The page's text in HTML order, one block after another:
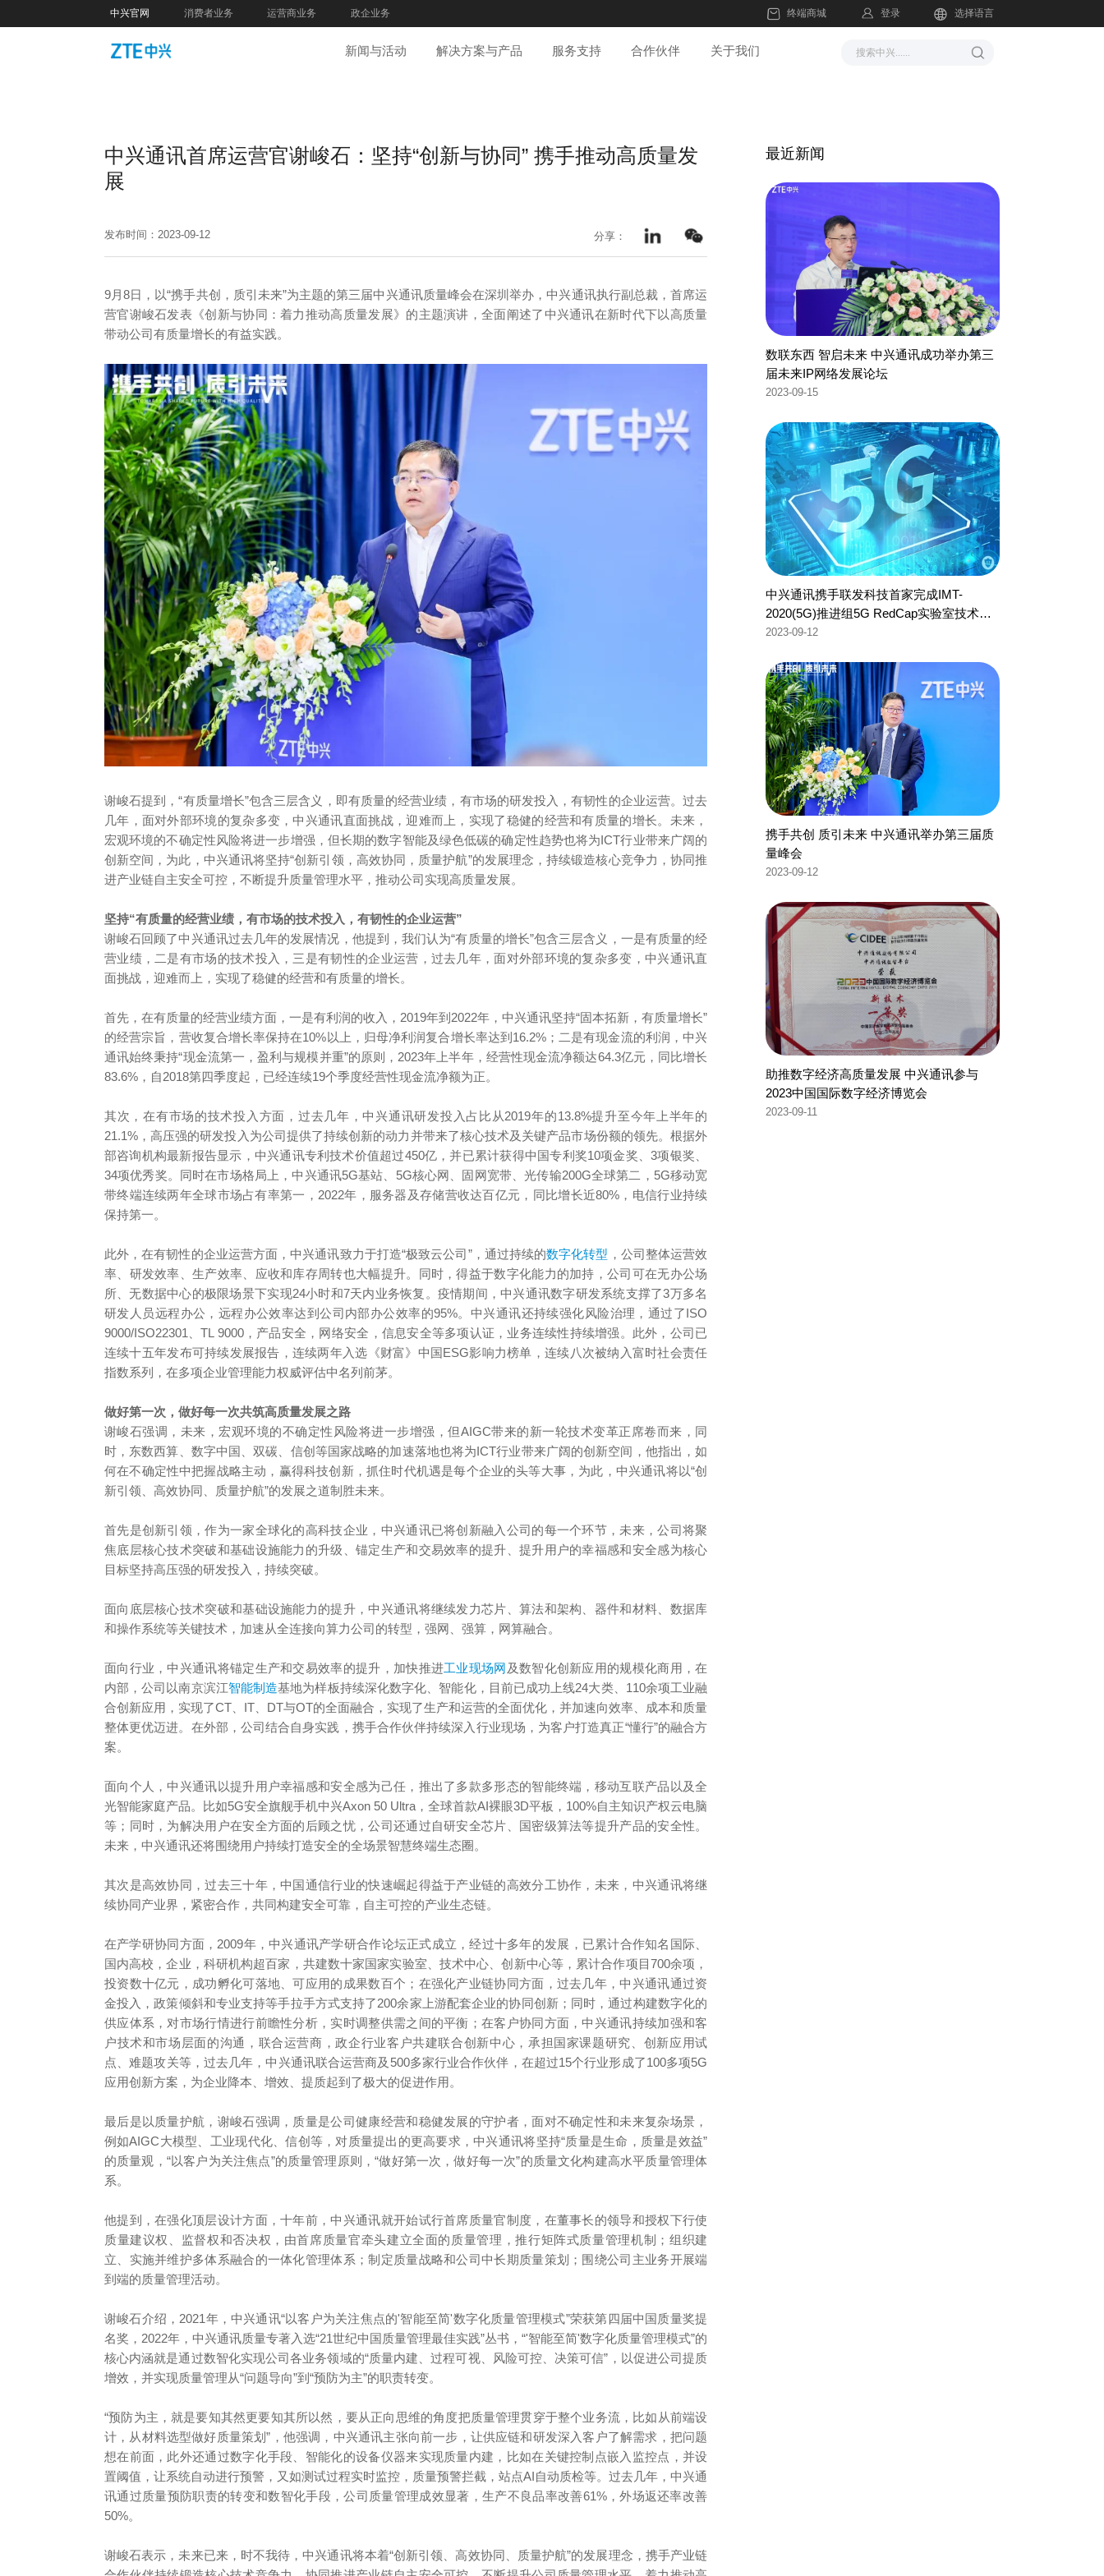
中兴官网 消费者业务 运营商业务 政企业务 终端商城 登录 选择语言
新闻与活动 解决方案与产品 服务支持 合作伙伴 关于我们
中兴通讯首席运营官谢峻石：坚持“创新与协同” 携手推动高质量发
展
发布时间：2023-09-12 分享：
9月8日，以“携手共创，质引未来”为主题的第三届中兴通讯质量峰会在深圳举办，中兴通讯执行副总裁，首席运
营官谢峻石发表《创新与协同：着力推动高质量发展》的主题演讲，全面阐述了中兴通讯在新时代下以高质量
带动公司有质量增长的有益实践。
谢峻石提到，“有质量增长”包含三层含义，即有质量的经营业绩，有市场的研发投入，有韧性的企业运营。过去
几年，面对外部环境的复杂多变，中兴通讯直面挑战，迎难而上，实现了稳健的经营和有质量的增长。未来，
宏观环境的不确定性风险将进一步增强，但长期的数字智能及绿色低碳的确定性趋势也将为ICT行业带来广阔的
创新空间，为此，中兴通讯将坚持“创新引领，高效协同，质量护航”的发展理念，持续锻造核心竞争力，协同推
进产业链自主安全可控，不断提升质量管理水平，推动公司实现高质量发展。
坚持“有质量的经营业绩，有市场的技术投入，有韧性的企业运营”
谢峻石回顾了中兴通讯过去几年的发展情况，他提到，我们认为“有质量的增长”包含三层含义，一是有质量的经
营业绩，二是有市场的技术投入，三是有韧性的企业运营，过去几年，面对外部环境的复杂多变，中兴通讯直
面挑战，迎难而上，实现了稳健的经营和有质量的增长。
首先，在有质量的经营业绩方面，一是有利润的收入，2019年到2022年，中兴通讯坚持“固本拓新，有质量增长”
的经营宗旨，营收复合增长率保持在10%以上，归母净利润复合增长率达到16.2%；二是有现金流的利润，中兴
通讯始终秉持“现金流第一，盈利与规模并重”的原则，2023年上半年，经营性现金流净额达64.3亿元，同比增长
83.6%，自2018第四季度起，已经连续19个季度经营性现金流净额为正。
其次，在有市场的技术投入方面，过去几年，中兴通讯研发投入占比从2019年的13.8%提升至今年上半年的
21.1%，高压强的研发投入为公司提供了持续创新的动力并带来了核心技术及关键产品市场份额的领先。根据外
部咨询机构最新报告显示，中兴通讯专利技术价值超过450亿，并已累计获得中国专利奖10项金奖、3项银奖、
34项优秀奖。同时在市场格局上，中兴通讯5G基站、5G核心网、固网宽带、光传输200G全球第二，5G移动宽
带终端连续两年全球市场占有率第一，2022年，服务器及存储营收达百亿元，同比增长近80%，电信行业持续
保持第一。
此外，在有韧性的企业运营方面，中兴通讯致力于打造“极致云公司”，通过持续的数字化转型 ，公司整体运营效
率、研发效率、生产效率、应收和库存周转也大幅提升。同时，得益于数字化能力的加持，公司可在无办公场
所、无数据中心的极限场景下实现24小时和7天内业务恢复。疫情期间，中兴通讯数字研发系统支撑了3万多名
研发人员远程办公，远程办公效率达到公司内部办公效率的95%。中兴通讯还持续强化风险治理，通过了ISO
9000/ISO22301、TL 9000，产品安全，网络安全，信息安全等多项认证，业务连续性持续增强。此外，公司已
连续十五年发布可持续发展报告，连续两年入选《财富》中国ESG影响力榜单，连续八次被纳入富时社会责任
指数系列，在多项企业管理能力权威评估中名列前茅。
做好第一次，做好每一次共筑高质量发展之路
谢峻石强调，未来，宏观环境的不确定性风险将进一步增强，但AIGC带来的新一轮技术变革正席卷而来，同
时，东数西算、数字中国、双碳、信创等国家战略的加速落地也将为ICT行业带来广阔的创新空间，他指出，如
何在不确定性中把握战略主动，赢得科技创新，抓住时代机遇是每个企业的头等大事，为此，中兴通讯将以“创
新引领、高效协同、质量护航”的发展之道制胜未来。
首先是创新引领，作为一家全球化的高科技企业，中兴通讯已将创新融入公司的每一个环节，未来，公司将聚
焦底层核心技术突破和基础设施能力的升级、锚定生产和交易效率的提升、提升用户的幸福感和安全感为核心
目标坚持高压强的研发投入，持续突破。
面向底层核心技术突破和基础设施能力的提升，中兴通讯将继续发力芯片、算法和架构、器件和材料、数据库
和操作系统等关键技术，加速从全连接向算力公司的转型，强网、强算，网算融合。
面向行业，中兴通讯将锚定生产和交易效率的提升，加快推进工业现场网 及数智化创新应用的规模化商用，在
内部，公司以南京滨江智能制造基地为样板持续深化数字化、智能化，目前已成功上线24大类、110余项工业融
合创新应用，实现了CT、IT、DT与OT的全面融合，实现了生产和运营的全面优化，并加速向效率、成本和质量
整体更优迈进。在外部，公司结合自身实践，携手合作伙伴持续深入行业现场，为客户打造真正“懂行”的融合方
案。
面向个人，中兴通讯以提升用户幸福感和安全感为己任，推出了多款多形态的智能终端，移动互联产品以及全
光智能家庭产品。比如5G安全旗舰手机中兴Axon 50 Ultra，全球首款AI裸眼3D平板，100%自主知识产权云电脑
等；同时，为解决用户在安全方面的后顾之忧，公司还通过自研安全芯片、国密级算法等提升产品的安全性。
未来，中兴通讯还将围绕用户持续打造安全的全场景智慧终端生态圈。
其次是高效协同，过去三十年，中国通信行业的快速崛起得益于产业链的高效分工协作，未来，中兴通讯将继
续协同产业界，紧密合作，共同构建安全可靠，自主可控的产业生态链。
在产学研协同方面，2009年，中兴通讯产学研合作论坛正式成立，经过十多年的发展，已累计合作知名国际、
国内高校，企业，科研机构超百家，共建数十家国家实验室、技术中心、创新中心等，累计合作项目700余项，
投资数十亿元，成功孵化可落地、可应用的成果数百个；在强化产业链协同方面，过去几年，中兴通讯通过资
金投入，政策倾斜和专业支持等手拉手方式支持了200余家上游配套企业的协同创新；同时，通过构建数字化的
供应体系，对市场行情进行前瞻性分析，实时调整供需之间的平衡；在客户协同方面，中兴通讯持续加强和客
户技术和市场层面的沟通，联合运营商，政企行业客户共建联合创新中心，承担国家课题研究、创新应用试
点、难题攻关等，过去几年，中兴通讯联合运营商及500多家行业合作伙伴，在超过15个行业形成了100多项5G
应用创新方案，为企业降本、增效、提质起到了极大的促进作用。
最后是以质量护航，谢峻石强调，质量是公司健康经营和稳健发展的守护者，面对不确定性和未来复杂场景，
例如AIGC大模型、工业现代化、信创等，对质量提出的更高要求，中兴通讯将坚持“质量是生命，质量是效益”
的质量观，“以客户为关注焦点”的质量管理原则，“做好第一次，做好每一次”的质量文化构建高水平质量管理体
系。
他提到，在强化顶层设计方面，十年前，中兴通讯就开始试行首席质量官制度，在董事长的领导和授权下行使
质量建议权、监督权和否决权，由首席质量官牵头建立全面的质量管理，推行矩阵式质量管理机制；组织建
立、实施并维护多体系融合的一体化管理体系；制定质量战略和公司中长期质量策划；围绕公司主业务开展端
到端的质量管理活动。
谢峻石介绍，2021年，中兴通讯“以客户为关注焦点的'智能至简'数字化质量管理模式”荣获第四届中国质量奖提
名奖，2022年，中兴通讯质量专著入选“21世纪中国质量管理最佳实践”丛书，“'智能至简'数字化质量管理模式”的
核心内涵就是通过数智化实现公司各业务领域的“质量内建、过程可视、风险可控、决策可信”，以促进公司提质
增效，并实现质量管理从“问题导向”到“预防为主”的职责转变。
“预防为主，就是要知其然更要知其所以然，要从正向思维的角度把质量管理贯穿于整个业务流，比如从前端设
计，从材料选型做好质量策划”，他强调，中兴通讯主张向前一步，让供应链和研发深入客户了解需求，把问题
想在前面，此外还通过数字化手段、智能化的设备仪器来实现质量内建，比如在关键控制点嵌入监控点，并设
置阈值，让系统自动进行预警，又如测试过程实时监控，质量预警拦截，站点AI自动质检等。过去几年，中兴通
讯通过质量预防职责的转变和数智化手段，公司质量管理成效显著，生产不良品率改善61%，外场返还率改善
50%。
谢峻石表示，未来已来，时不我待，中兴通讯将本着“创新引领、高效协同、质量护航”的发展理念，携手产业链
最近新闻
数联东西 智启未来 中兴通讯成功举办第三
届未来IP网络发展论坛
2023-09-15
中兴通讯携手联发科技首家完成IMT-
2020(5G)推进组5G RedCap实验室技术验
证
2023-09-12
携手共创 质引未来 中兴通讯举办第三届质
量峰会
2023-09-12
助推数字经济高质量发展 中兴通讯参与
2023中国国际数字经济博览会
2023-09-11